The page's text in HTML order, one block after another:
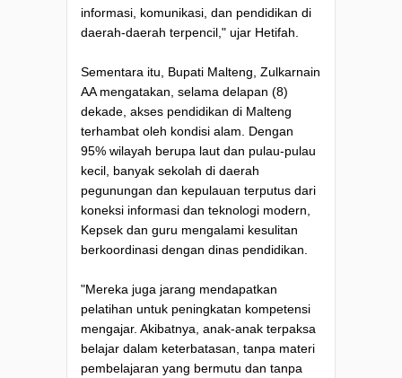
informasi, komunikasi, dan pendidikan di
daerah-daerah terpencil," ujar Hetifah.
Sementara itu, Bupati Malteng, Zulkarnain
AA mengatakan, selama delapan (8)
dekade, akses pendidikan di Malteng
terhambat oleh kondisi alam. Dengan
95% wilayah berupa laut dan pulau-pulau
kecil, banyak sekolah di daerah
pegunungan dan kepulauan terputus dari
koneksi informasi dan teknologi modern,
Kepsek dan guru mengalami kesulitan
berkoordinasi dengan dinas pendidikan.
"Mereka juga jarang mendapatkan
pelatihan untuk peningkatan kompetensi
mengajar. Akibatnya, anak-anak terpaksa
belajar dalam keterbatasan, tanpa materi
pembelajaran yang bermutu dan tanpa